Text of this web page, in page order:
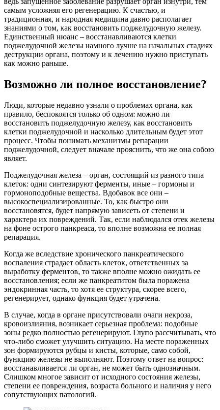
самым усложняя его регенерацию. К счастью, и
традиционная, и народная медицина давно располагает
знаниями о том, как восстановить поджелудочную железу.
Единственный нюанс – восстанавливаются клетки
поджелудочной железы намного лучше на начальных стадиях
деструкции органа, поэтому и к лечению нужно приступать
как можно раньше.
Возможно ли полное восстановление?
Люди, которые недавно узнали о проблемах органа, как
правило, беспокоятся только об одном: можно ли
восстановить поджелудочную железу, как восстановить
клетки поджелудочной и насколько длительным будет этот
процесс. Чтобы понимать механизмы репарации
поджелудочной, следует вначале прояснить, что же она собою
являет.
Поджелудочная железа – орган, состоящий из разного типа
клеток: одни синтезируют ферменты, иные – гормоны и
гормоноподобные вещества. Вдобавок все они –
высокоспециализированные. То, как быстро они
восстановятся, будет напрямую зависеть от степени и
характера их повреждений. Так, если наблюдался отек железы
на фоне острого панкреаса, то вполне возможна ее полная
репарация.
Когда же вследствие хронического панкреатического
воспаления страдает область клеток, ответственных за
выработку ферментов, то также вполне можно ожидать ее
восстановления; если же панкреатитом была поражена
эндокринная часть, то хотя ее структура, скорее всего,
регенерирует, однако функция будет утрачена.
В случае, когда в органе присутствовали очаги некроза,
кровоизлияния, возникает серьезная проблема: подобные
зоны редко полностью регенерируют. Глупо рассчитывать, что
что-либо сможет улучшить ситуацию. На месте пораженных
зон формируются рубцы и кисты, которые, само собой,
функцию железы не выполняют. Поэтому ответ на вопрос:
восстанавливается ли орган, не может быть однозначным.
Слишком многое зависит от исходного состояния железы,
степени ее повреждения, возраста больного и наличия у него
сопутствующих патологий.